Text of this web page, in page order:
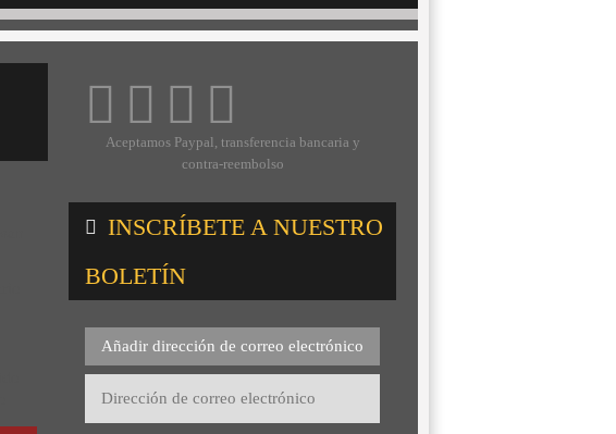
Aceptamos Paypal, transferencia bancaria y
contra-reembolso
INSCRÍBETE A NUESTRO
BOLETÍN
Añadir dirección de correo electrónico